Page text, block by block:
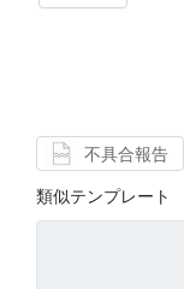
不具合報告
類似テンプレート